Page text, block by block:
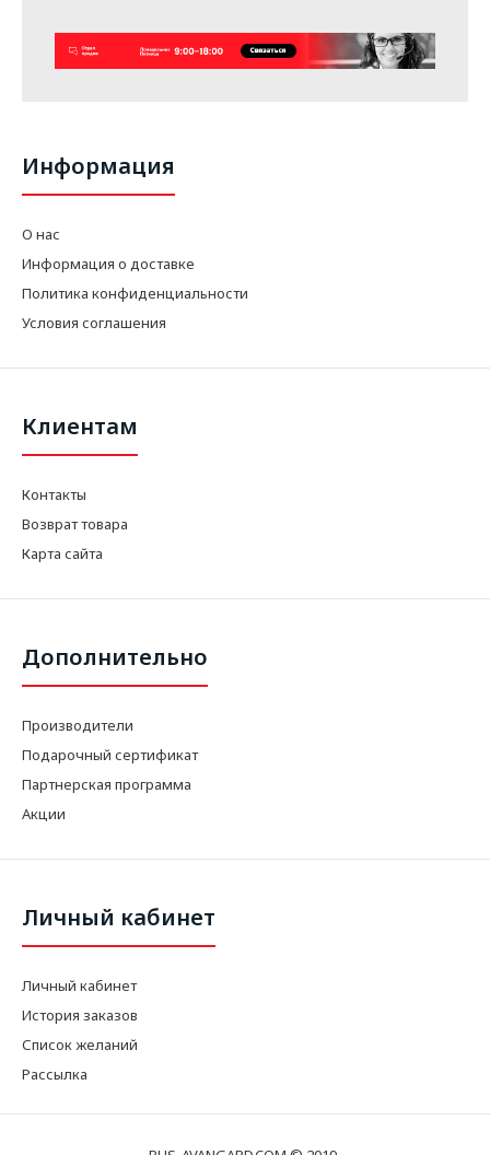
Информация
О нас
Информация о доставке
Политика конфиденциальности
Условия соглашения
Клиентам
Контакты
Возврат товара
Карта сайта
Дополнительно
Производители
Подарочный сертификат
Партнерская программа
Акции
Личный кабинет
Личный кабинет
История заказов
Список желаний
Рассылка